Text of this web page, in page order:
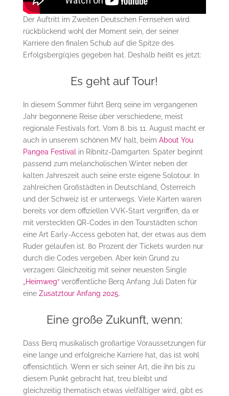
Der Auftritt im Zweiten Deutschen Fernsehen wird
rückblickend wohl der Moment sein, der seiner
Karriere den finalen Schub auf die Spitze des
Erfolgsberg(q)es gegeben hat. Deshalb heißt es jetzt:
Es geht auf Tour!
In diesem Sommer führt Berq seine im vergangenen
Jahr begonnene Reise über verschiedene, meist
regionale Festivals fort. Vom 8. bis 11. August macht er
auch in unserem schönen MV halt, beim About You
Pangea Festival
in Ribnitz-Damgarten. Später beginnt
passend zum melancholischen Winter neben der
kalten Jahreszeit auch seine erste eigene Solotour. In
zahlreichen Großstädten in Deutschland, Österreich
und der Schweiz ist er unterwegs. Viele Karten waren
bereits vor dem offiziellen VVK-Start vergriffen, da er
mit versteckten QR-Codes in den Tourstädten schon
eine Art Early-Access geboten hat, der etwas aus dem
Ruder gelaufen ist. 80 Prozent der Tickets wurden nur
durch die Codes vergeben. Aber kein Grund zu
verzagen: Gleichzeitig mit seiner neuesten Single
„Heimweg“veröffentliche Berq Anfang Juli Daten für
eine Zusatztour Anfang 2025.
Eine große Zukunft, wenn:
Dass Berq musikalisch großartige Voraussetzungen für
eine lange und erfolgreiche Karriere hat, das ist wohl
offensichtlich. Wenn er sich seiner Art, die ihn bis zu
diesem Punkt gebracht hat, treu bleibt und
gleichzeitig thematisch etwas vielfältiger wird, gibt es